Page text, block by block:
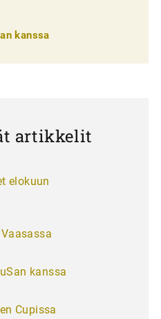
kanssa
artikkelit
elokuun
kanssa
Cupissa